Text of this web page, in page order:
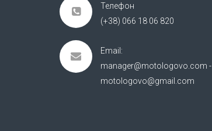
Телефон
(+38) 066 18 06 820
Email:
manager@motologovo.com -
motologovo@gmail.com